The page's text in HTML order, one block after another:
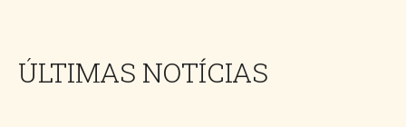
ÚLTIMAS NOTÍCIAS